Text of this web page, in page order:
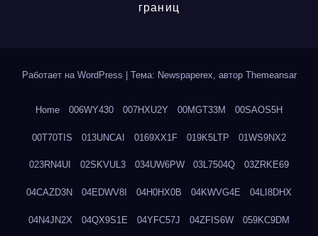
границ
Работает на WordPress Тема: Newspaperex, автор Themeansar
Home 006WY430 007HXU2Y 00MGT33M 00SAOS5H
00T70TIS 013UNCAI 0169XX1F 019K5LTP 01WS9NX2
023RN4UI 02SKVUL3 034UW6PW 03L7504Q 03ZRKE69
04CAZD3N 04EDWV8I 04H0HX0B 04KWVG4E 04LI8DHX
04N4JN2X 04QX9S1E 04YFC57J 04ZFIS6W 059KC9DM